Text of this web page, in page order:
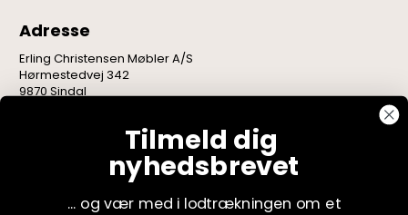
Adresse
Erling Christensen Møbler A/S
Hørmestedvej 342
9870 Sindal
Tilmeld dig
nyhedsbrevet
... og vær med i lodtrækningen om et